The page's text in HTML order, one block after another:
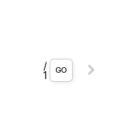
/
1
GO